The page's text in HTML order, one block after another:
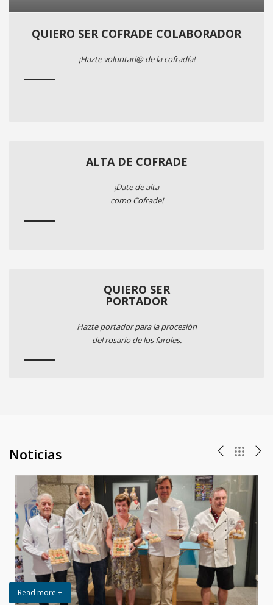
QUIERO SER COFRADE COLABORADOR
¡Hazte voluntari@ de la cofradía!
ALTA DE COFRADE
¡Date de alta
como Cofrade!
QUIERO SER
PORTADOR
Hazte portador para la procesión
del rosario de los faroles.
Noticias
Read more +